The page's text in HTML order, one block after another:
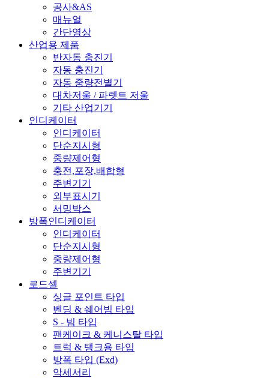
공사&AS
매뉴얼
간단영상
산업용 제품
반자동 충진기
자동 충진기
자동 중량전별기
대차저울 / 파렛트 저울
기타 산업기기
인디케이터
인디케이터
단순지시형
중량제어형
충전,포장,배합형
주변기기
외부표시기
서밍박스
방폭인디케이터
인디케이터
단순지시형
중량제어형
주변기기
로드셀
싱글 포인트 타입
벤딩 & 쉐어빔 타입
S - 빔 타입
팬케이크 & 케니스탈 타입
트럭 & 탱크용 타입
방폭 타입 (Exd)
악세서리